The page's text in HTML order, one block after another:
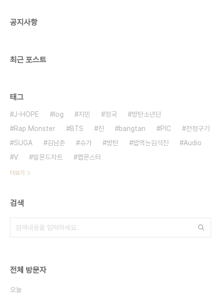
음을 느껴 피곤하고 고된 출퇴근따위는 견딜만 해 내
공지사항
최근 포스트
태그
J-HOPE log 지민 정국
방탄소년단
Rap Monster
BTS 진 bangtan PIC
전정구기
SUGA
김남준 슈가 방탄 밥먹는김석진
Audio
V
빌몬드차트 랩몬스터
더보기
검색
전체 방문자
오늘